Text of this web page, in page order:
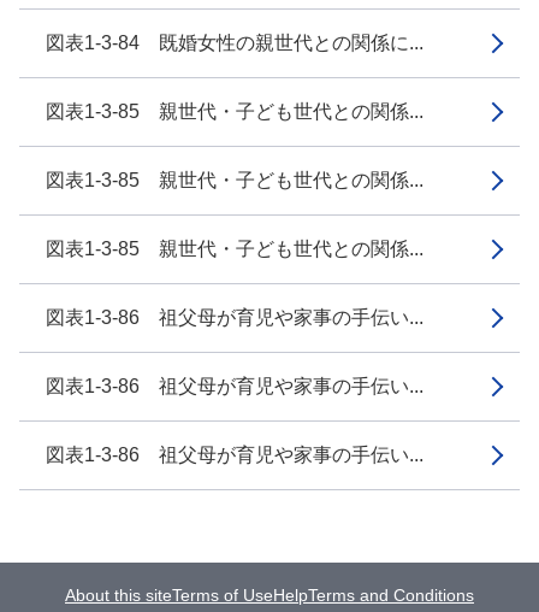
図表1-3-84 既婚女性の親世代との関係に...
図表1-3-85 親世代・子ども世代との関係...
図表1-3-85 親世代・子ども世代との関係...
図表1-3-85 親世代・子ども世代との関係...
図表1-3-86 祖父母が育児や家事の手伝い...
図表1-3-86 祖父母が育児や家事の手伝い...
図表1-3-86 祖父母が育児や家事の手伝い...
About this siteTerms of UseHelpTerms and Conditions